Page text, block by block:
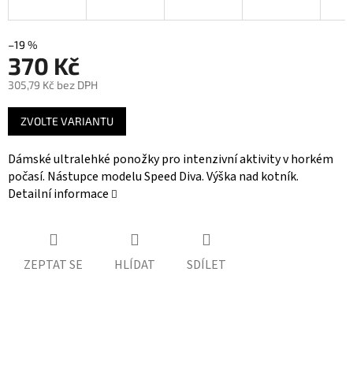
–19 %
370 Kč
305,79 Kč bez DPH
Měrná
cena:
ZVOLTE VARIANTU
Dámské ultralehké ponožky pro intenzivní aktivity v horkém
počasí. Nástupce modelu Speed Diva. Výška nad kotník.
Detailní informace
ZEPTAT SE HLÍDAT SDÍLET